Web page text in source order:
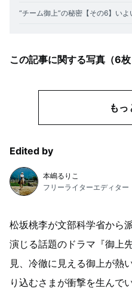
この記事に関する写真（6枚
もっ
Edited by
本嶋るりこ
フリーライターエディター
松坂桃李が文部科学省から
演じる話題のドラマ『御上
見、冷徹に見える御上が熱
り込むさまが衝撃を生んで